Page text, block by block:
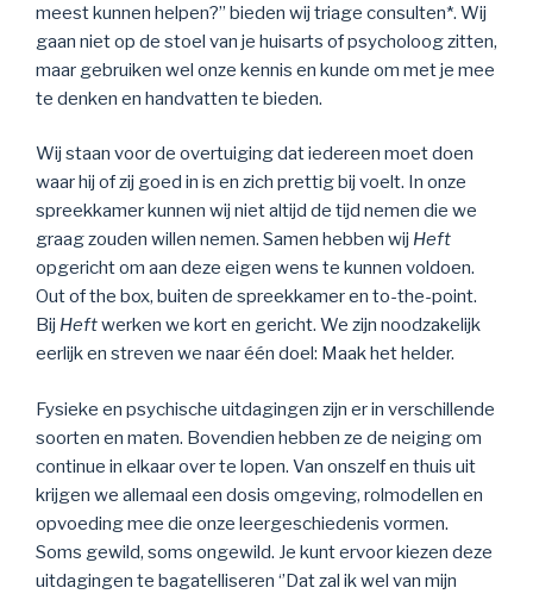
meest kunnen helpen?’’ bieden wij triage consulten*. Wij
gaan niet op de stoel van je huisarts of psycholoog zitten,
maar gebruiken wel onze kennis en kunde om met je mee
te denken en handvatten te bieden.
Wij staan voor de overtuiging dat iedereen moet doen
waar hij of zij goed in is en zich prettig bij voelt. In onze
spreekkamer kunnen wij niet altijd de tijd nemen die we
graag zouden willen nemen. Samen hebben wij Heft
opgericht om aan deze eigen wens te kunnen voldoen.
Out of the box, buiten de spreekkamer en to-the-point.
Bij Heftwerken we kort en gericht. We zijn noodzakelijk
eerlijk en streven we naar één doel: Maak het helder.
Fysieke en psychische uitdagingen zijn er in verschillende
soorten en maten. Bovendien hebben ze de neiging om
continue in elkaar over te lopen. Van onszelf en thuis uit
krijgen we allemaal een dosis omgeving, rolmodellen en
opvoeding mee die onze leergeschiedenis vormen.
Soms gewild, soms ongewild. Je kunt ervoor kiezen deze
uitdagingen te bagatelliseren ‘’Dat zal ik wel van mijn